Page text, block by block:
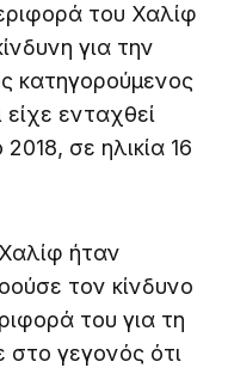
του Χαλίφ
για την
κατηγορούμενος
ενταχθεί
σε ηλικία 16
ήταν
τον κίνδυνο
του για τη
γεγονός ότι